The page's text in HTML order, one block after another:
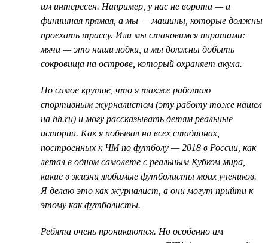
им интересен. Например, у нас не ворота — а
финишная прямая, а мы — машины, которые должны
проехать трассу. Или мы становимся пиратами:
мячи — это наши лодки, а мы должны добыть
сокровища на острове, который охраняет акула.
Но самое крутое, что я также работаю
спортивным журналистом (эту работу тоже нашел
на hh.ru) и могу рассказывать детям реальные
истории. Как я побывал на всех стадионах,
построенных к ЧМ по футболу — 2018 в России, как
летал в одном самолете с реальным Кубком мира,
какие в жизни любимые футболисты моих учеников.
Я делаю это как журналист, а они могут прийти к
этому как футболисты.
Ребята очень проникаются. Но особенно им